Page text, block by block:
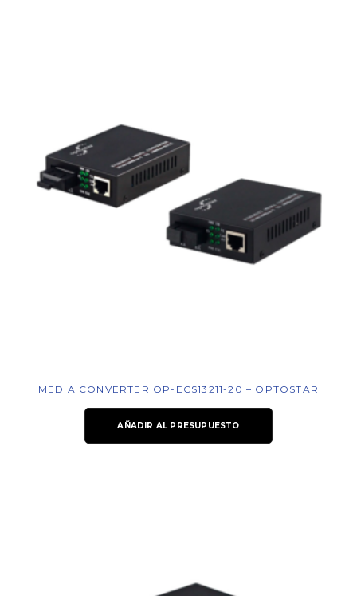
MEDIA CONVERTER OP-ECS13211-20 – OPTOSTAR
AÑADIR AL PRESUPUESTO